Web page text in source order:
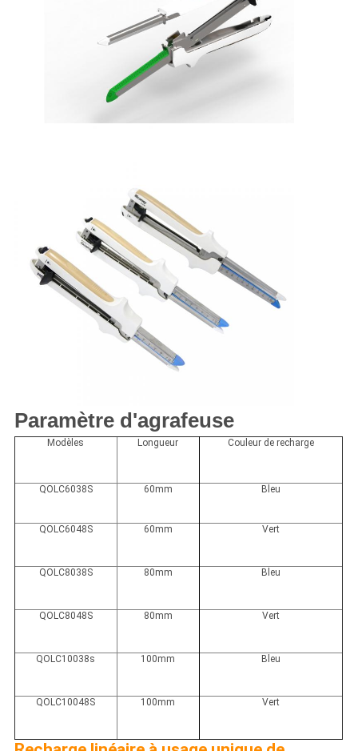
Paramètre d'agrafeuse
Modèles Longueur Couleur de recharge
QOLC6038S 60mm Bleu
QOLC6048S 60mm Vert
QOLC8038S 80mm Bleu
QOLC8048S 80mm Vert
QOLC10038s 100mm Bleu
QOLC10048S 100mm Vert